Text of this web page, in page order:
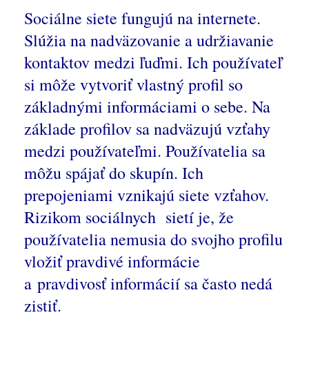
Sociálne siete fungujú na internete.
Slúžia na nadväzovanie a udržiavanie
kontaktov medzi ľuďmi. Ich používateľ
si môže vytvoriť vlastný profil so
základnými informáciami o sebe. Na
základe profilov sa nadväzujú vzťahy
medzi používateľmi. Používatelia sa
môžu spájať do skupín. Ich
prepojeniami vznikajú siete vzťahov.
Rizikom sociálnych sietí je, že
používatelia nemusia do svojho profilu
vložiť pravdivé informácie
a pravdivosť informácií sa často nedá
zistiť.